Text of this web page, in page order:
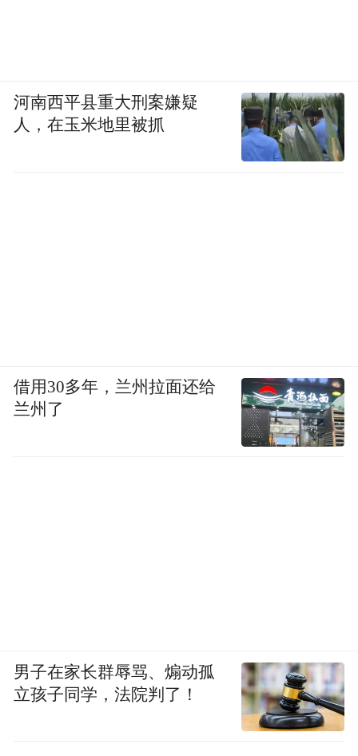
河南西平县重大刑案嫌疑
人，在玉米地里被抓
借用30多年，兰州拉面还给
兰州了
男子在家长群辱骂、煽动孤
立孩子同学，法院判了！